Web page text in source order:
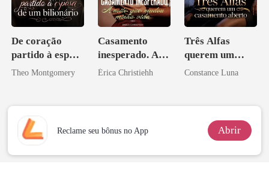
De coração
partido à esposa
de um bilionário
Theo Montgomery
Casamento
inesperado. A
noite que mudou
Érica Christiehh
Três Alfas
querem um
casamento
Constance Luna
Reclame seu bônus no App Abrir